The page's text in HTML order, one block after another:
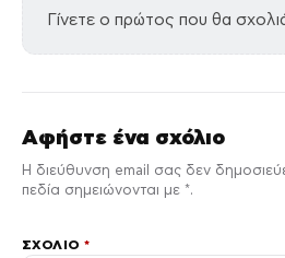
Γίνετε ο πρώτος που θα
Αφήστε ένα σχόλιο
Η διεύθυνση email σας δεν
πεδία σημειώνονται με *.
ΣΧΌΛΙΟ*